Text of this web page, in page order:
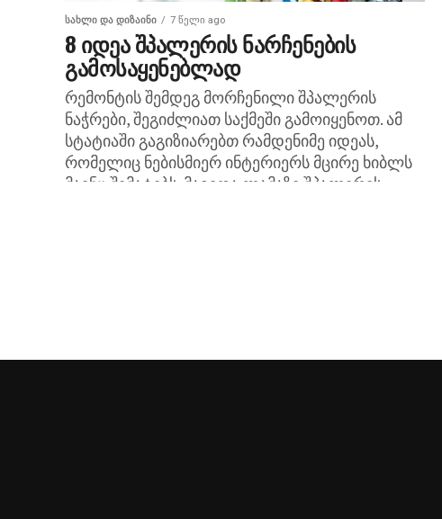
ᲡᲐᲮᲚᲘ ᲓᲐ ᲓᲘᲖᲐᲘᲜᲘ 7 წელი ago
8 იდეა შპალერის ნარჩენების
გამოსაყენებლად
რემონტის შემდეგ მორჩენილი შპალერის
ნაჭრები, შეგიძლიათ საქმეში გამოიყენოთ. ამ
სტატიაში გაგიზიარებთ რამდენიმე იდეას,
რომელიც ნებისმიერ ინტერიერს მცირე ხიბლს
მაინც შემატებს. მაგიდა ლამაზი შპალერის